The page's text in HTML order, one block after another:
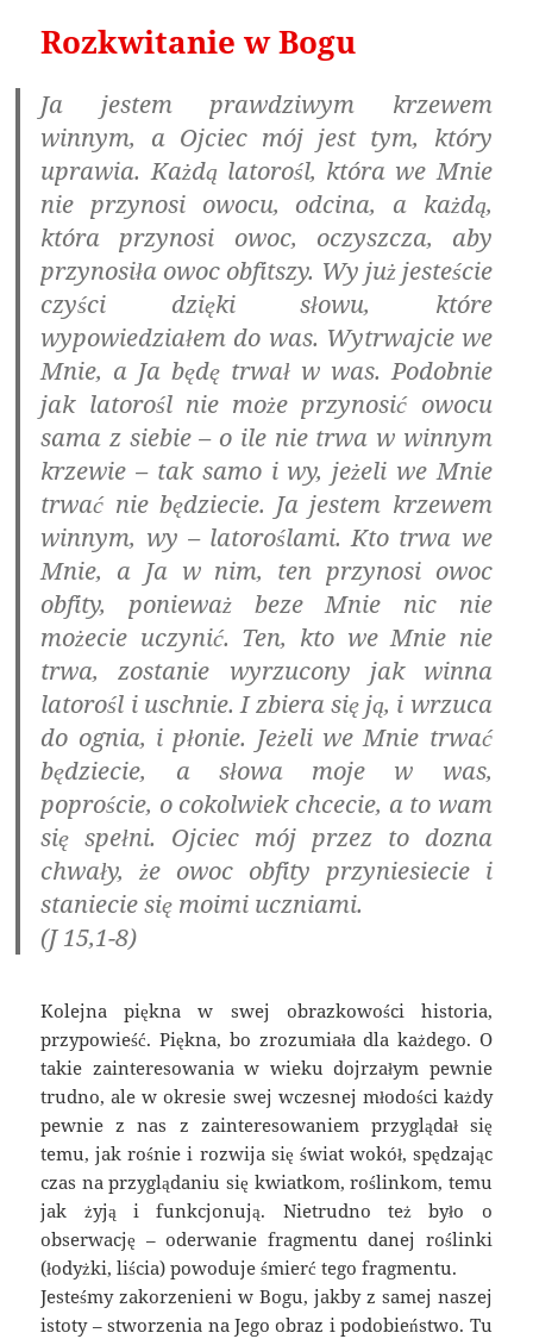
Rozkwitanie w Bogu
Ja jestem prawdziwym krzewem
winnym, a Ojciec mój jest tym, który
uprawia. Każdą latorośl, która we Mnie
nie przynosi owocu, odcina, a każdą,
która przynosi owoc, oczyszcza, aby
przynosiła owoc obfitszy. Wy już jesteście
czyści dzięki słowu, które
wypowiedziałem do was. Wytrwajcie we
Mnie, a Ja będę trwał w was. Podobnie
jak latorośl nie może przynosić owocu
sama z siebie – o ile nie trwa w winnym
krzewie – tak samo i wy, jeżeli we Mnie
trwać nie będziecie. Ja jestem krzewem
winnym, wy – latoroślami. Kto trwa we
Mnie, a Ja w nim, ten przynosi owoc
obfity, ponieważ beze Mnie nic nie
możecie uczynić. Ten, kto we Mnie nie
trwa, zostanie wyrzucony jak winna
latorośl i uschnie. I zbiera się ją, i wrzuca
do ognia, i płonie. Jeżeli we Mnie trwać
będziecie, a słowa moje w was,
poproście, o cokolwiek chcecie, a to wam
się spełni. Ojciec mój przez to dozna
chwały, że owoc obfity przyniesiecie i
staniecie się moimi uczniami.
(J 15,1-8)
Kolejna piękna w swej obrazkowości historia,
przypowieść. Piękna, bo zrozumiała dla każdego. O
takie zainteresowania w wieku dojrzałym pewnie
trudno, ale w okresie swej wczesnej młodości każdy
pewnie z nas z zainteresowaniem przyglądał się
temu, jak rośnie i rozwija się świat wokół, spędzając
czas na przyglądaniu się kwiatkom, roślinkom, temu
jak żyją i funkcjonują. Nietrudno też było o
obserwację – oderwanie fragmentu danej roślinki
(łodyżki, liścia) powoduje śmierć tego fragmentu.
Jesteśmy zakorzenieni w Bogu, jakby z samej naszej
istoty – stworzenia na Jego obraz i podobieństwo. Tu